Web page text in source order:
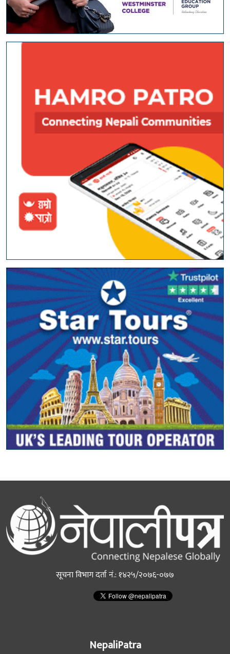
सूचना विभाग दर्ता नं.: १४२५/२०७६-०७७
NepaliPatra